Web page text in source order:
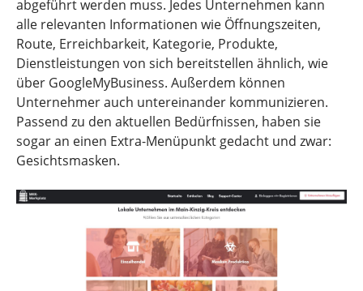
abgeführt werden muss. Jedes Unternehmen kann
alle relevanten Informationen wie Öffnungszeiten,
Route, Erreichbarkeit, Kategorie, Produkte,
Dienstleistungen von sich bereitstellen ähnlich, wie
über GoogleMyBusiness. Außerdem können
Unternehmer auch untereinander kommunizieren.
Passend zu den aktuellen Bedürfnissen, haben sie
sogar an einen Extra-Menüpunkt gedacht und zwar:
Gesichtsmasken.